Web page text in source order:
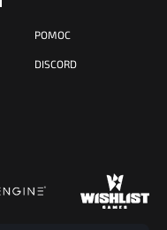
POMOC
DISCORD